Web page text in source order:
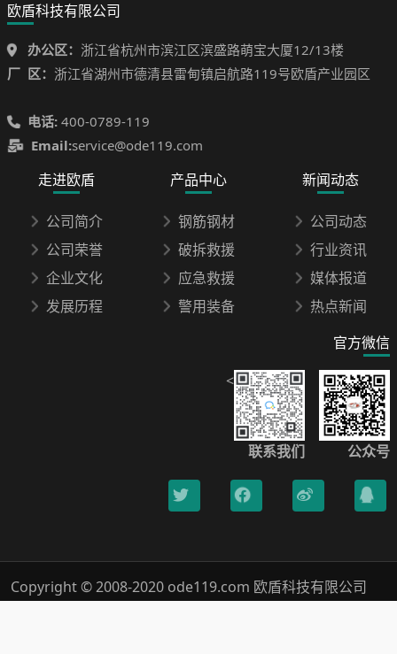
欧盾科技有限公司
办公区： 浙江省杭州市滨江区滨盛路萌宝大厦12/13楼
厂 区： 浙江省湖州市德清县雷甸镇启航路119号欧盾产业园区
电话: 400-0789-119
Email:service@ode119.com
走进欧盾
公司简介
公司荣誉
企业文化
发展历程
产品中心
钢筋钢材
破拆救援
应急救援
警用装备
新闻动态
公司动态
行业资讯
媒体报道
热点新闻
官方微信
<
联系我们 公众号
Copyright © 2008-2020 ode119.com 欧盾科技有限公司